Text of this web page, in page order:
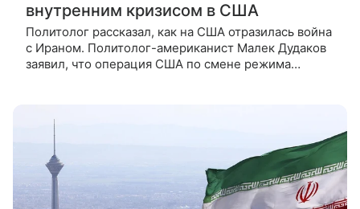
внутренним кризисом в США
Политолог рассказал, как на США отразилась война
с Ираном. Политолог-американист Малек Дудаков
заявил, что операция США по смене режима